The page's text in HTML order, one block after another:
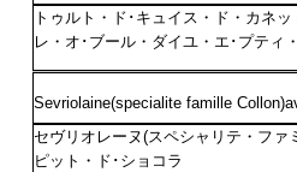
トゥルト・ド･キュイス・ド・カネ
レ・オ･ブール・ダイユ・エ･プティ
Sevriolaine(specialite famille
セヴリオレーヌ(スペシャリテ・ファ
ピット・ド･ショコラ